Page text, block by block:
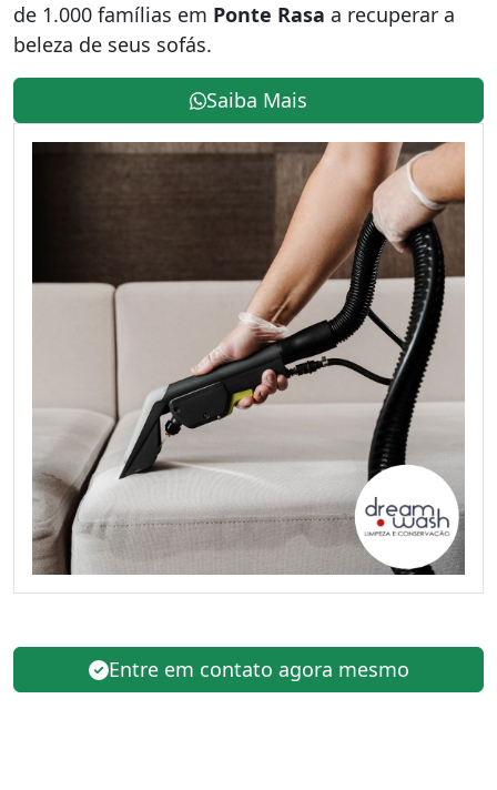
de 1.000 famílias em Ponte Rasa a recuperar a
beleza de seus sofás.
Saiba Mais
Entre em contato agora mesmo